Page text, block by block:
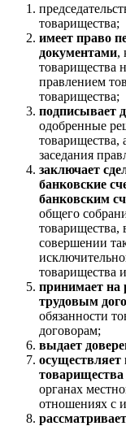
товарищества;
имеет право
документами,
товарищества
правлением
товарищества;
подписывает
одобренные
товарищества,
заседания
заключает
банковские
банковским
общего
товарищества,
совершении
товарищества
принимает на
трудовым
обязанности
договорам;
выдает
осуществляет
товарищества
органах
отношениях с